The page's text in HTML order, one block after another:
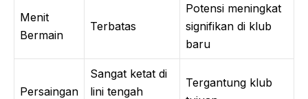
Menit
Bermain
Terbatas
Potensi meningkat
signifikan di klub
baru
Persaingan
Sangat ketat di
lini tengah
Tergantung klub